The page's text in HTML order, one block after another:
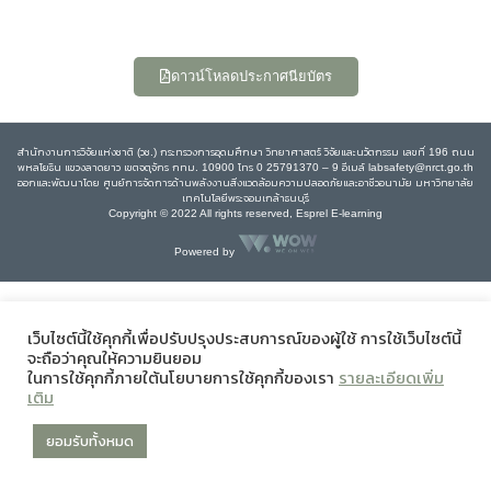
ดาวน์โหลดประกาศนียบัตร
สำนักงานการวิจัยแห่งชาติ (วช.) กระทรวงการอุดมศึกษา วิทยาศาสตร์ วิจัยและนวัตกรรม เลขที่ 196 ถนน
พหลโยธิน แขวงลาดยาว เขตจตุจักร กทม. 10900 โทร 0 25791370 – 9 อีเมล์ labsafety@nrct.go.th
ออกและพัฒนาโดย ศูนย์การจัดการด้านพลังงานสิ่งแวดล้อมความปลอดภัยและอาชีวอนามัย มหาวิทยาลัย
เทคโนโลยีพระจอมเกล้าธนบุรี
Copyright © 2022 All rights reserved, Esprel E-learning
Powered by
เว็บไซต์นี้ใช้คุกกี้เพื่อปรับปรุงประสบการณ์ของผู้ใช้ การใช้เว็บไซต์นี้
จะถือว่าคุณให้ความยินยอม
ในการใช้คุกกี้ภายใต้นโยบายการใช้คุกกี้ของเรา รายละเอียดเพิ่ม
เติม
ยอมรับทั้งหมด